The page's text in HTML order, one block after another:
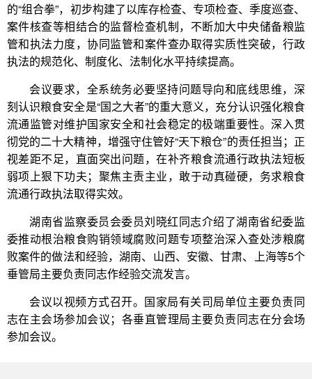
的“组合拳”，初步构建了以库存检查、专项检查、季度巡查、
案件核查等相结合的监督检查机制，不断加大中央储备粮监
管和执法力度，协同监管和案件查办取得实质性突破，行政
执法的规范化、制度化、法制化水平持续提高。
会议要求，全系统务必要坚持问题导向和底线思维，深
刻认识粮食安全是“国之大者”的重大意义，充分认识强化粮食
流通监管对维护国家安全和社会稳定的极端重要性。深入贯
彻党的二十大精神，增强守住管好“天下粮仓”的责任担当；正
视差距不足，直面突出问题，在补齐粮食流通行政执法短板
弱项上狠下功夫；聚焦主责主业，敢于动真碰硬，务求粮食
流通行政执法取得实效。
湖南省监察委员会委员刘晓红同志介绍了湖南省纪委监
委推动根治粮食购销领域腐败问题专项整治深入查处涉粮腐
败案件的做法和经验，湖南、山西、安徽、甘肃、上海等5个
垂管局主要负责同志作经验交流发言。
会议以视频方式召开。国家局有关司局单位主要负责同
志在主会场参加会议；各垂直管理局主要负责同志在分会场
参加会议。